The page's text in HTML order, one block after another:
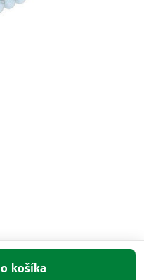
Do košíka